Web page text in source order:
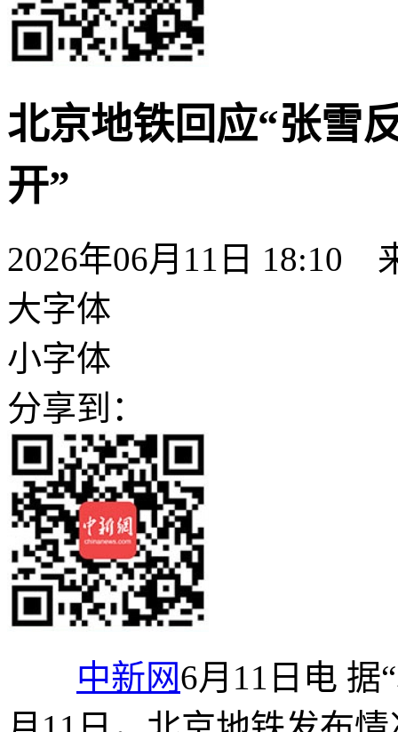
北京地铁回应“张雪
开”
2026年06月11日 18:10
大字体
小字体
分享到：
中新网6月11日电 据